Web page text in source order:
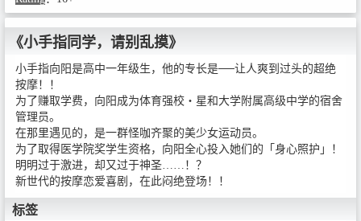
《小手指同学，请别乱摸》
小手指向阳是高中一年级生，他的专长是──让人爽到过头的超绝
按摩！！
为了赚取学费，向阳成为体育强校・星和大学附属高级中学的宿舍
管理员。
在那里遇见的，是一群怪咖齐聚的美少女运动员。
为了取得医学院奖学生资格，向阳全心投入她们的「身心照护」！
明明过于激进，却又过于神圣……！？
新世代的按摩恋爱喜剧，在此闷绝登场！！
标签